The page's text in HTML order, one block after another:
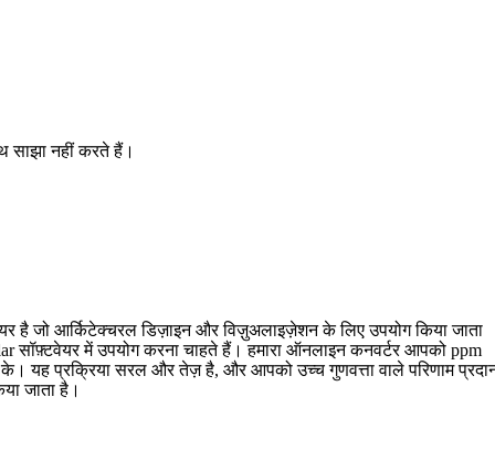
साझा नहीं करते हैं।
है जो आर्किटेक्चरल डिज़ाइन और विज़ुअलाइज़ेशन के लिए उपयोग किया जाता
सॉफ़्टवेयर में उपयोग करना चाहते हैं। हमारा ऑनलाइन कनवर्टर आपको ppm
यह प्रक्रिया सरल और तेज़ है, और आपको उच्च गुणवत्ता वाले परिणाम
जाता है।